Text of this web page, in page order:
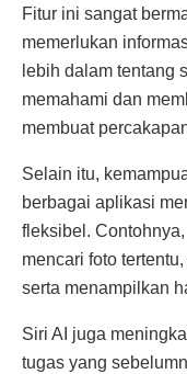
Fitur ini sangat
memerlukan
lebih dalam tentang
memahami dan
membuat
Selain itu,
berbagai aplikasi
fleksibel.
mencari foto
serta menampilkan
Siri AI juga
tugas yang